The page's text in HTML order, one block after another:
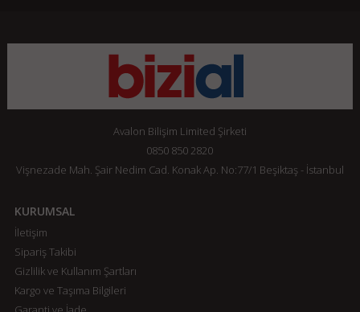
Avalon Bilişim Limited Şirketi
0850 850 2820
Vişnezade Mah. Şair Nedim Cad. Konak Ap. No:77/1 Beşiktaş - İstanbul
KURUMSAL
İletişim
Sipariş Takibi
Gizlilik ve Kullanım Şartları
Kargo ve Taşıma Bilgileri